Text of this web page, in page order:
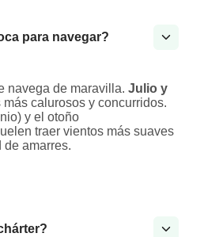
para navegar?
navega de maravilla. Julio y
calurosos y concurridos.
y el otoño
traer vientos más suaves
amarres.